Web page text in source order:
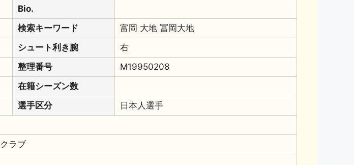
Bio.
検索キーワード
富岡 大地 冨岡大地
シュート利き腕
右
整理番号
M19950208
在籍シーズン数
選手区分
日本人選手
ラブ